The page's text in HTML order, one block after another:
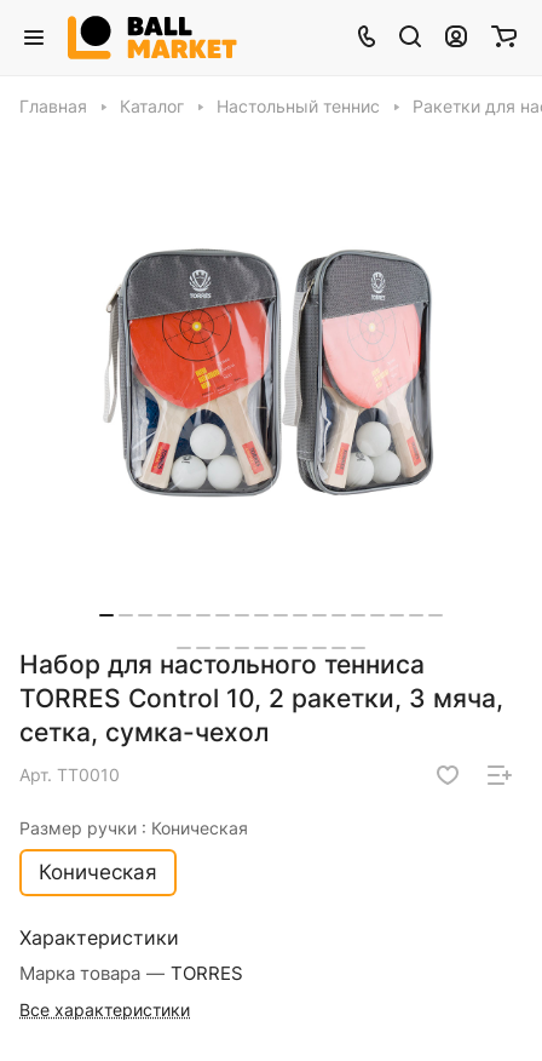
Главная Каталог Настольный теннис Ракетки для
Набор для настольного тенниса
TORRES Control 10, 2 ракетки, 3 мяча,
сетка, сумка-чехол
Арт. TT0010
Размер ручки : Коническая
Коническая
Характеристики
Марка товара — TORRES
Все характеристики